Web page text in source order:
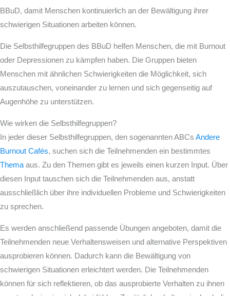
BBuD, damit Menschen kontinuierlich an der Bewältigung ihrer
schwierigen Situationen arbeiten können.
Die Selbsthilfegruppen des BBuD helfen Menschen, die mit Burnout
oder Depressionen zu kämpfen haben. Die Gruppen bieten
Menschen mit ähnlichen Schwierigkeiten die Möglichkeit, sich
auszutauschen, voneinander zu lernen und sich gegenseitig auf
Augenhöhe zu unterstützen.
Wie wirken die Selbsthilfegruppen?
In jeder dieser Selbsthilfegruppen, den sogenannten ABCs Andere
Burnout Cafés, suchen sich die Teilnehmenden ein bestimmtes
Thema aus. Zu den Themen gibt es jeweils einen kurzen Input. Über
diesen Input tauschen sich die Teilnehmenden aus, anstatt
ausschließlich über ihre individuellen Probleme und Schwierigkeiten
zu sprechen.
Es werden anschließend passende Übungen angeboten, damit die
Teilnehmenden neue Verhaltensweisen und alternative Perspektiven
ausprobieren können. Dadurch kann die Bewältigung von
schwierigen Situationen erleichtert werden. Die Teilnehmenden
können für sich reflektieren, ob das ausprobierte Verhalten zu ihnen